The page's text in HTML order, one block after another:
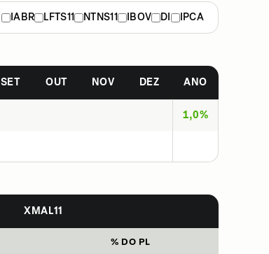
IABR LFTS11 NTNS11 IBOV DI
IPCA
SET OUT NOV DEZ ANO
1,0%
XMAL11
% DO PL